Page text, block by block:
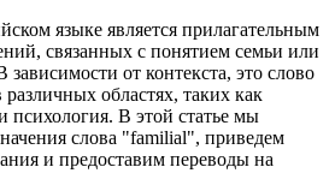
языке является прилагательным
связанных с понятием семьи или
от контекста, это слово
областях, таких как
психология. В этой статье мы
слова "familial", приведем
и предоставим переводы на